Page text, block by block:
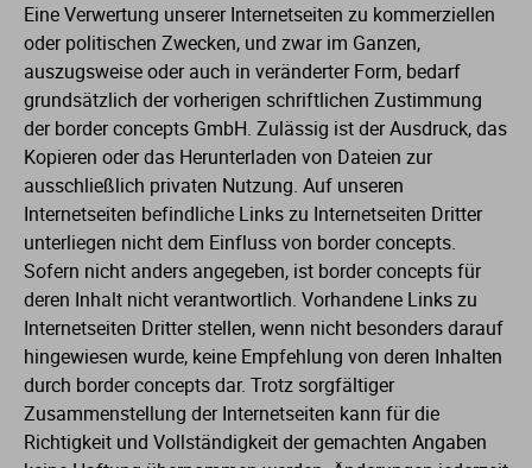
Eine Verwertung unserer Internetseiten zu kommerziellen
oder politischen Zwecken, und zwar im Ganzen,
auszugsweise oder auch in veränderter Form, bedarf
grundsätzlich der vorherigen schriftlichen Zustimmung
der border concepts GmbH. Zulässig ist der Ausdruck, das
Kopieren oder das Herunterladen von Dateien zur
ausschließlich privaten Nutzung. Auf unseren
Internetseiten befindliche Links zu Internetseiten Dritter
unterliegen nicht dem Einfluss von border concepts.
Sofern nicht anders angegeben, ist border concepts für
deren Inhalt nicht verantwortlich. Vorhandene Links zu
Internetseiten Dritter stellen, wenn nicht besonders darauf
hingewiesen wurde, keine Empfehlung von deren Inhalten
durch border concepts dar. Trotz sorgfältiger
Zusammenstellung der Internetseiten kann für die
Richtigkeit und Vollständigkeit der gemachten Angaben